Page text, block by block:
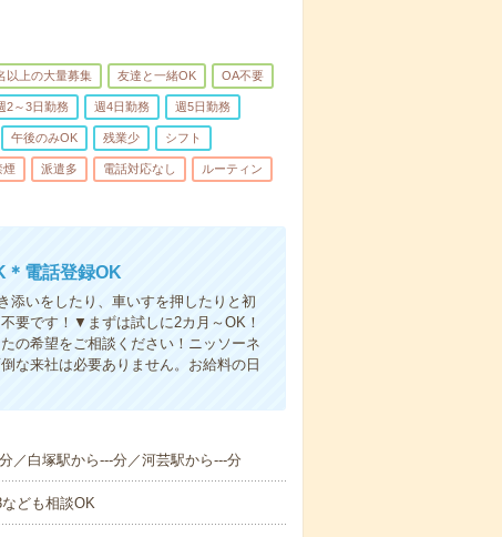
以上の大量募集 友達と一緒OK OA不要
2～3日勤務 週4日勤務 週5日勤務
午後のみOK 残業少 シフト
煙 派遣多 電話対応なし ルーティン
＊電話登録OK
いをしたり、車いすを押したりと初
要です！▼まずは試しに2カ月～OK！
の希望をご相談ください！ニッソーネ
な来社は必要ありません。お給料の日
／白塚駅から---分／河芸駅から---分
ども相談OK